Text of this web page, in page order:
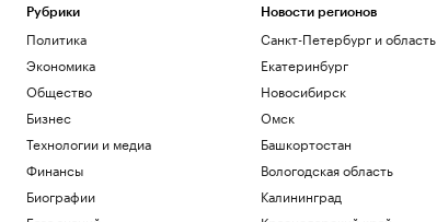
Осенние каникулы у школьников в
новом учебном году будут дольше
зимних
Общество
Ученые нашли неожиданную связь
между кофе и здоровьем печени
Подписка на РБК
США
Политика
Рубрики
Политика
Экономика
Общество
Бизнес
Технологии и медиа
Финансы
Биографии
Новости регионов
Санкт-Петербург и область
Екатеринбург
Новосибирск
Омск
Башкортостан
Вологодская область
Калининград